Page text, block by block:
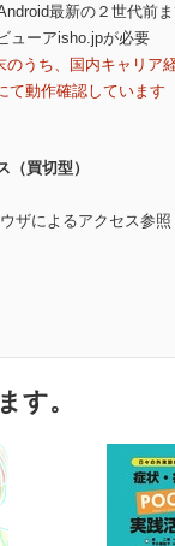
最新の２世代前
ューアisho.jpが必要
うち、国内キャリア
て動作確認しています
（買切型）
ザによるアクセス参照
す。